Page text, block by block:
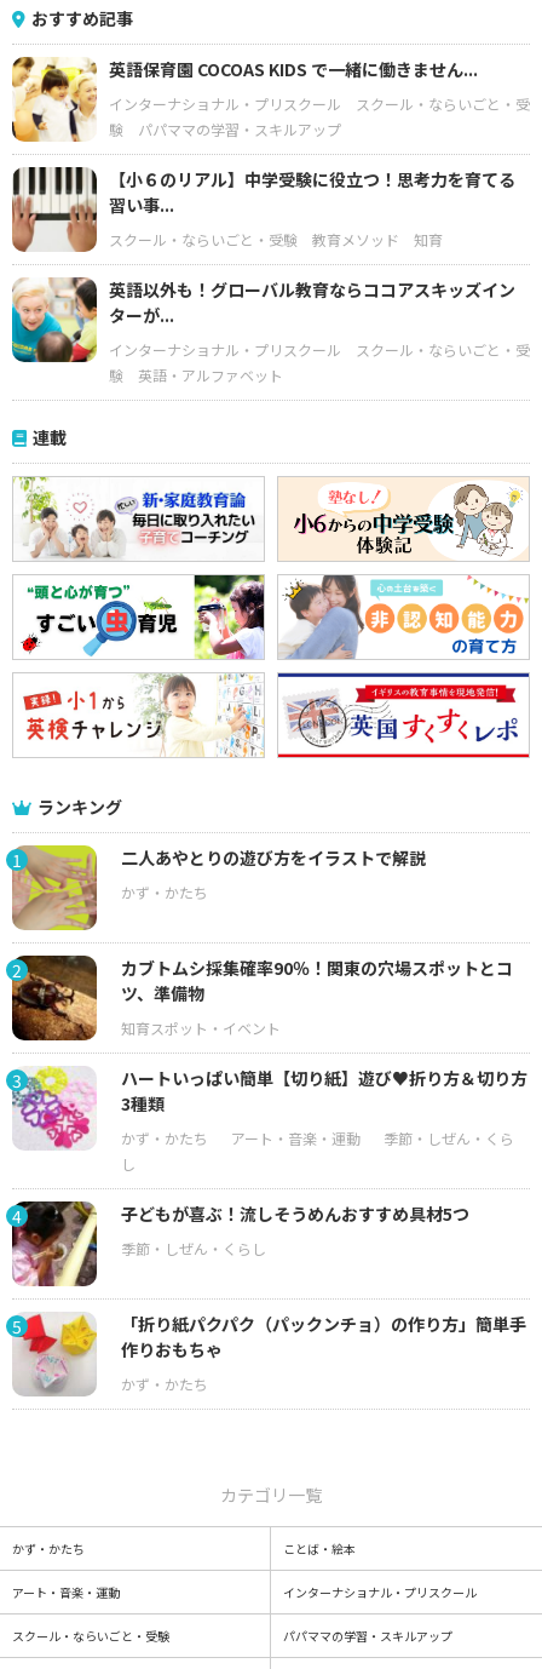
おすすめ記事
英語保育園 COCOAS KIDS で一緒に働きません...
インターナショナル・プリスクール
スクール・ならいごと・受
験
パパママの学習・スキルアップ
【小６のリアル】中学受験に役立つ！思考力を育てる
習い事...
スクール・ならいごと・受験 教育メソッド 知育
英語以外も！グローバル教育ならココアスキッズイン
ターが...
インターナショナル・プリスクール
スクール・ならいごと・受
験
英語・アルファベット
連載
ランキング
1 二人あやとりの遊び方をイラストで解説
2
カブトムシ採集確率90％！関東の穴場スポットとコ
ツ、準備物
3
ハートいっぱい簡単【切り紙】遊び♥折り方＆切り方
3種類
4 子どもが喜ぶ！流しそうめんおすすめ具材5つ
5
「折り紙パクパク（パックンチョ）の作り方」簡単手
作りおもちゃ
カテゴリ一覧
かず・かたち ことば・絵本
アート・音楽・運動 インターナショナル・プリスクール
スクール・ならいごと・受験 パパママの学習・スキルアップ